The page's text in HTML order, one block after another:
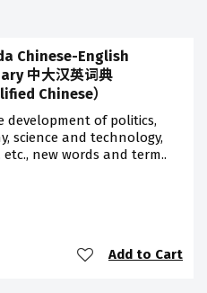
Chinese-English
中大汉英词典
Chinese）
development of politics,
science and technology,
new words and term..
Add to Cart